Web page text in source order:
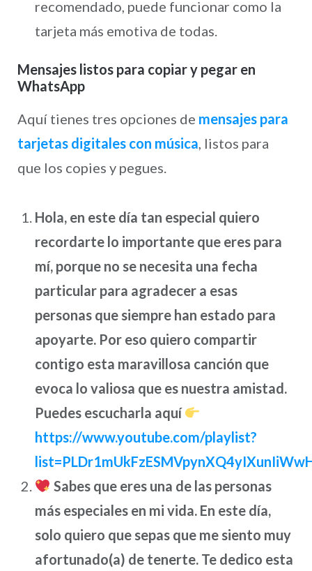
recomendado, puede funcionar como la
tarjeta más emotiva de todas.
Mensajes listos para copiar y pegar en
WhatsApp
Aquí tienes tres opciones de mensajes para
tarjetas digitales con música , listos para
que los copies y pegues.
Hola, en este día tan especial quiero
recordarte lo importante que eres para
mí, porque no se necesita una fecha
particular para agradecer a esas
personas que siempre han estado para
apoyarte. Por eso quiero compartir
contigo esta maravillosa canción que
evoca lo valiosa que es nuestra amistad.
Puedes escucharla aquí
https://www.youtube.com/playlist?
Sabes que eres una de las personas
más especiales en mi vida. En este día,
solo quiero que sepas que me siento muy
afortunado(a) de tenerte. Te dedico esta